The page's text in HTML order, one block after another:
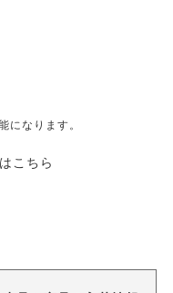
になります。
こちら